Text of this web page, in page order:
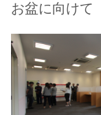
お盆に向けて